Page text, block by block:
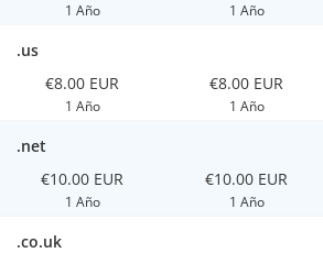
1 Año 1 Año
.us
€8.00 EUR
1 Año
€8.00 EUR
1 Año
.net
€10.00 EUR
1 Año
€10.00 EUR
1 Año
.co.uk